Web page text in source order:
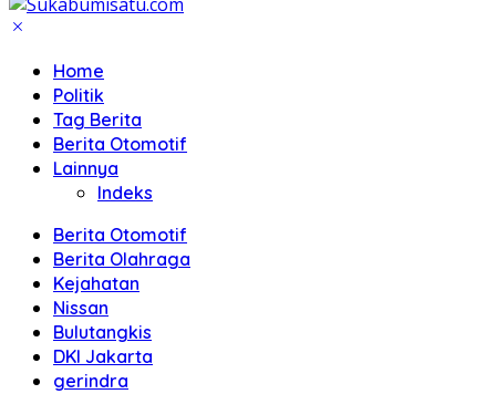
Home
Politik
Tag Berita
Berita Otomotif
Lainnya
Indeks
Berita Otomotif
Berita Olahraga
Kejahatan
Nissan
Bulutangkis
DKI Jakarta
gerindra